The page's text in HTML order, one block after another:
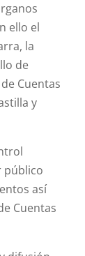
ello el
la
de
Cuentas
y
público
así
Cuentas